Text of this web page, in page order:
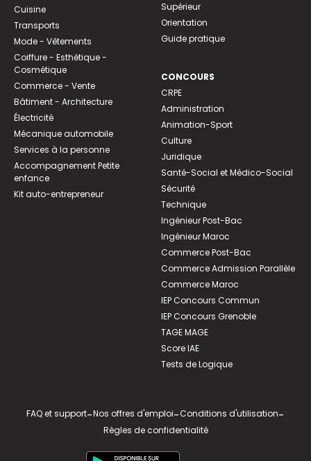
Cuisine
Transports
Mode - Vêtements
Coiffure - Esthétique -
Cosmétique
Commerce - Vente
Bâtiment - Architecture
Électricité
Mécanique automobile
Services à la personne
Accompagnement Petite
enfance
Kit auto-entrepreneur
Supérieur
Orientation
Guide pratique
CONCOURS
CRPE
Administration
Animation-Sport
Culture
Juridique
Santé-Social et Médico-Social
Sécurité
Technique
Ingénieur Post-Bac
Ingénieur Maroc
Commerce Post-Bac
Commerce Admission Parallèle
Commerce Maroc
IEP Concours Commun
IEP Concours Grenoble
TAGE MAGE
Score IAE
Tests de Logique
FAQ et support-Nos offres d'emploi-Conditions d'utilisation-
Règles de confidentialité